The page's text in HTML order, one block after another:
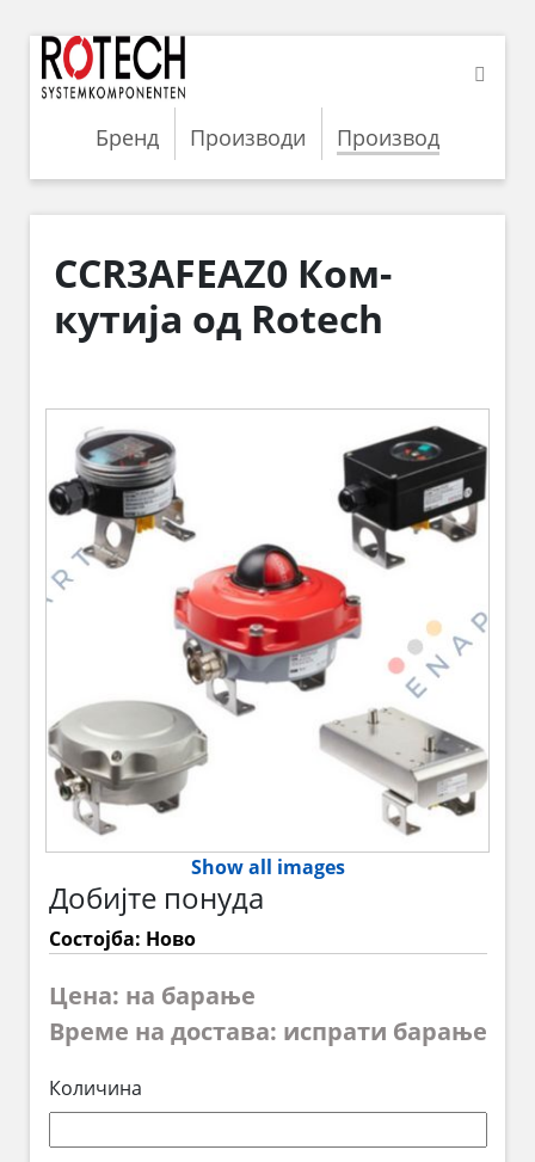
Бренд Производи Производ
CCR3AFEAZ0 Ком-
кутија од Rotech
Show all images
Добијте понуда
Состојба: Ново
Цена: на барање
Време на достава: испрати барање
Количина